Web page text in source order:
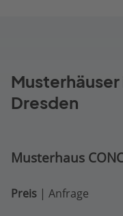
Musterhäuser
Dresden
Musterhaus
Preis | Anfrage